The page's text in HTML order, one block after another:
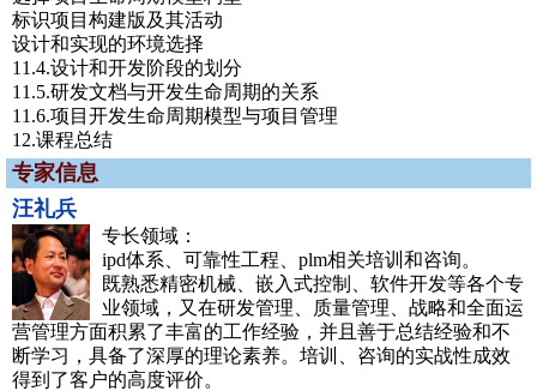
标识项目构建版及其活动
设计和实现的环境选择
11.4.设计和开发阶段的划分
11.5.研发文档与开发生命周期的关系
11.6.项目开发生命周期模型与项目管理
12.课程总结
专家信息
汪礼兵
专长领域：
ipd体系、可靠性工程、plm相关培训和咨询。
既熟悉精密机械、嵌入式控制、软件开发等各个专
业领域，又在研发管理、质量管理、战略和全面运
营管理方面积累了丰富的工作经验，并且善于总结经验和不
断学习，具备了深厚的理论素养。培训、咨询的实战性成效
得到了客户的高度评价。